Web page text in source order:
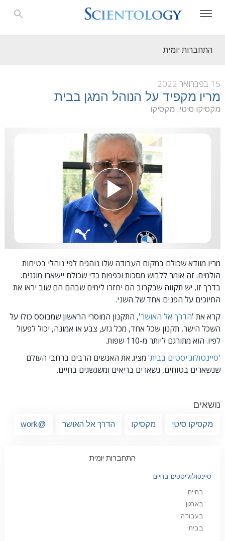
התחברות יומית
15 בפברואר 2022
מריו מקפיד על הנוהל המגן בבית
מקסיקו סיטי, מקסיקו
מריו מוודא שכולם במקום העבודה שלו נוהגים לפי נוהלי בטיחות
הולמים. זה אומר ללבוש מסכות וכפפות כדי שכולם יישארו מוגנים.
בדרך זו, יש תקווה שבקרוב הם יחזרו לימים שבהם הם שוב יראו את
החיוכים על הפנים אחד של השני.
קרא את 'הדרך אל האושר', התקנון המוסרי הראשון שמבוסס כולו על
השכל הישר, תקנון שכל אחד, מכל גזע, צבע או אמונה, יכול לפעול
לפיו. הוא מתורגם ליותר מ-110 שפות.
'סיינטולוג'יסטים בבית' מציג את האנשים הרבים ברחבי העולם
שנשארים בטוחים, נשארים בריאים ומשגשגים בחיים.
נושאים
מקסיקו סיטי מקסיקו הדרך אל האושר @work
התחברות יומית
סיינטולוג'יסטים בחיים
בחיים
בארגון
בעבודה
בבית